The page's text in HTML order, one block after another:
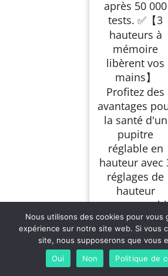
après 50 000
tests. ✅【3
hauteurs à
mémoire
libèrent vos
mains】
Profitez des
avantages
la santé d'un
pupitre
réglable en
hauteur avec
réglages de
hauteur
s pour des
transitions
rapides et
faciles et une
Nous utilisons des cookies pour vous
expérience sur notre site web. Si vous
site, nous supposerons que vous
Oui
Non Politique de